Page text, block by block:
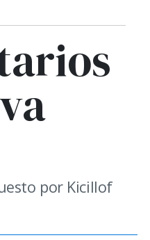
por Kicillof